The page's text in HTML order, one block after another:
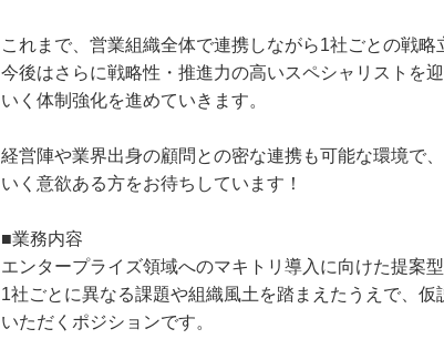
これまで、営業組織全体で連携しながら1社ごとの戦略
今後はさらに戦略性・推進力の高いスペシャリストを
いく体制強化を進めていきます。
経営陣や業界出身の顧問との密な連携も可能な環境で
いく意欲ある方をお待ちしています！
■業務内容
エンタープライズ領域へのマキトリ導入に向けた提案
1社ごとに異なる課題や組織風土を踏まえたうえで、
いただくポジションです。